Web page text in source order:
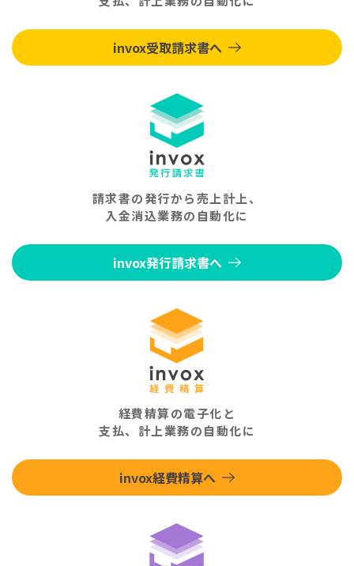
invox受取請求書へ
請求書の発行から売上計上、
入金消込業務の自動化に
invox発行請求書へ
経費精算の電子化と
支払、計上業務の自動化に
invox経費精算へ